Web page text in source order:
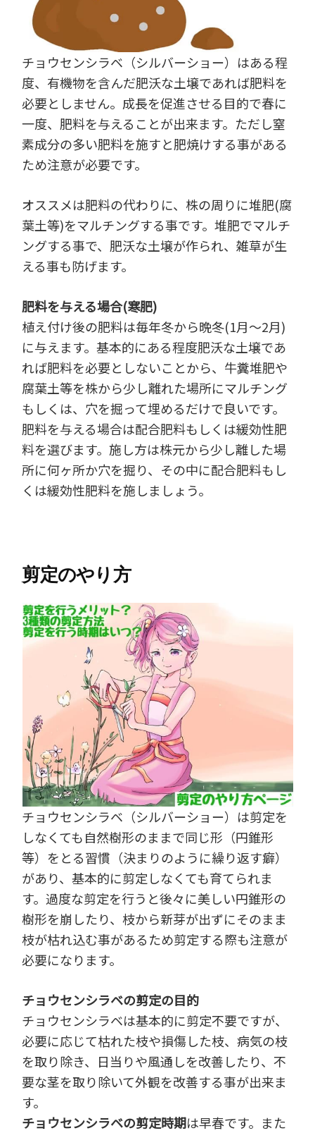
チョウセンシラベ（シルバーショー）はある程
度、有機物を含んだ肥沃な土壌であれば肥料を
必要としません。成長を促進させる目的で春に
一度、肥料を与えることが出来ます。ただし窒
素成分の多い肥料を施すと肥焼けする事がある
ため注意が必要です。
オススメは肥料の代わりに、株の周りに堆肥(腐
葉土等)をマルチングする事です。堆肥でマルチ
ングする事で、肥沃な土壌が作られ、雑草が生
える事も防げます。
肥料を与える場合(寒肥)
植え付け後の肥料は毎年冬から晩冬(1月～2月)
に与えます。基本的にある程度肥沃な土壌であ
れば肥料を必要としないことから、牛糞堆肥や
腐葉土等を株から少し離れた場所にマルチング
もしくは、穴を掘って埋めるだけで良いです。
肥料を与える場合は配合肥料もしくは緩効性肥
料を選びます。施し方は株元から少し離した場
所に何ヶ所か穴を掘り、その中に配合肥料もし
くは緩効性肥料を施しましょう。
剪定のやり方
チョウセンシラベ（シルバーショー）は剪定を
しなくても自然樹形のままで同じ形（円錐形
等）をとる習慣（決まりのように繰り返す癖）
があり、基本的に剪定しなくても育てられま
す。過度な剪定を行うと後々に美しい円錐形の
樹形を崩したり、枝から新芽が出ずにそのまま
枝が枯れ込む事があるため剪定する際も注意が
必要になります。
チョウセンシラベの剪定の目的
チョウセンシラベは基本的に剪定不要ですが、
必要に応じて枯れた枝や損傷した枝、病気の枝
を取り除き、日当りや風通しを改善したり、不
要な茎を取り除いて外観を改善する事が出来ま
す。
チョウセンシラベの剪定時期は早春です。また